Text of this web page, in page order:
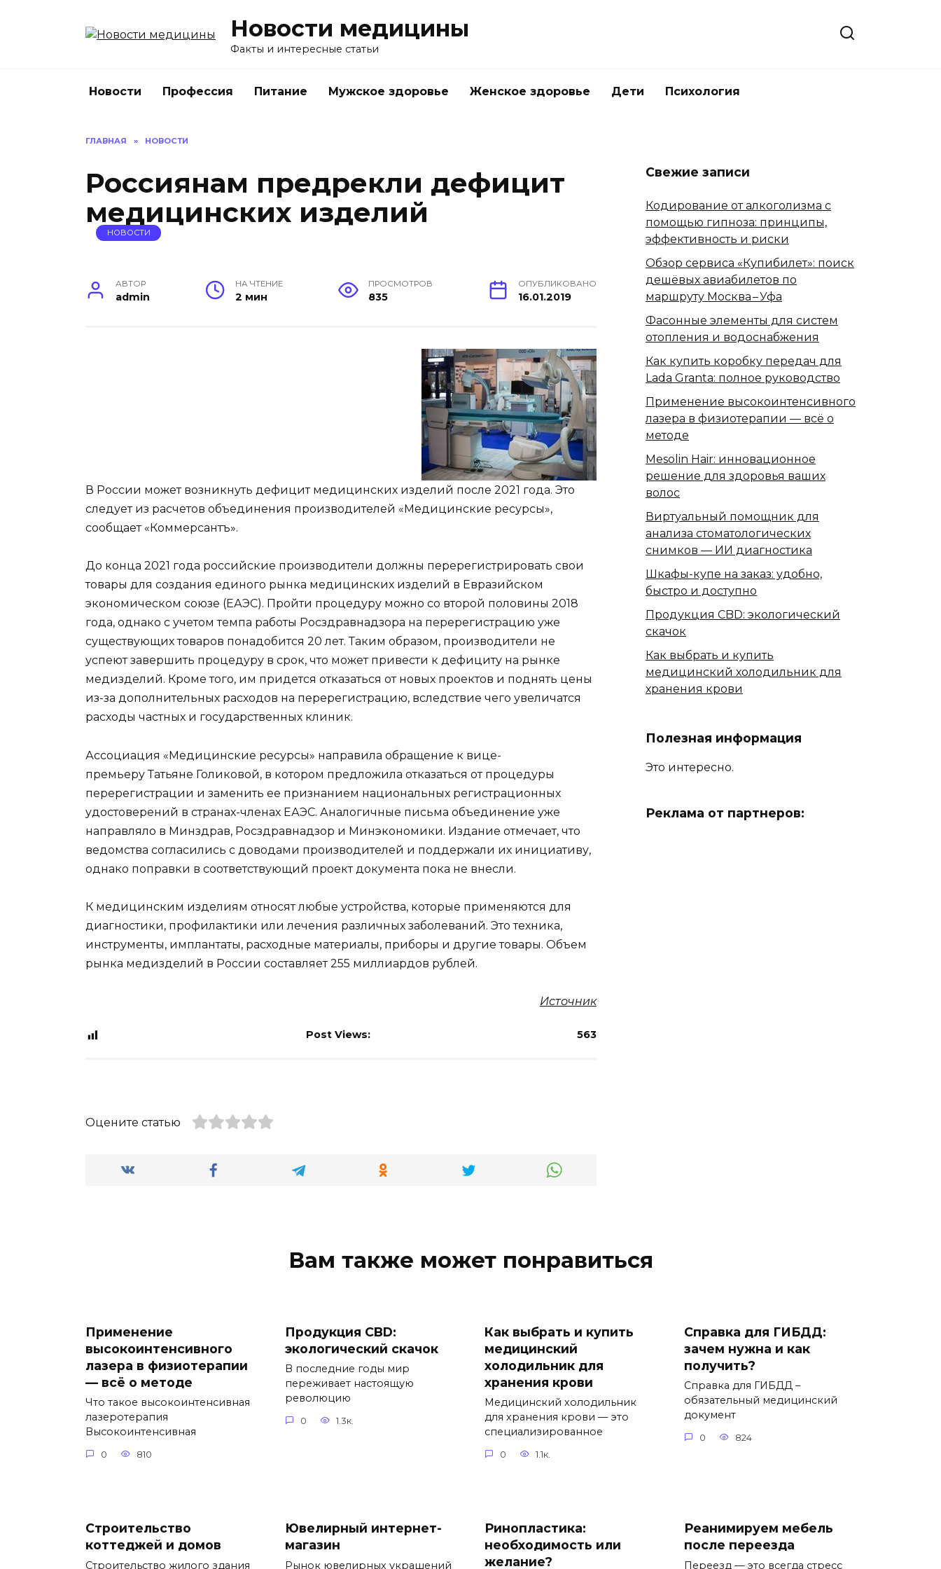
Новости медицины
Факты и интересные статьи
Новости Профессия Питание Мужское здоровье Женское здоровье Дети Психология
ГЛАВНАЯ » НОВОСТИ
Россиянам предрекли дефицит
медицинских изделий
НОВОСТИ
АВТОР
admin
НА ЧТЕНИЕ
2 мин
ПРОСМОТРОВ
835
ОПУБЛИКОВАНО
16.01.2019
В России может возникнуть дефицит медицинских изделий после 2021 года. Это
следует из расчетов объединения производителей «Медицинские ресурсы»,
сообщает «Коммерсантъ».
До конца 2021 года российские производители должны перерегистрировать свои
товары для создания единого рынка медицинских изделий в Евразийском
экономическом союзе (ЕАЭС). Пройти процедуру можно со второй половины 2018
года, однако с учетом темпа работы Росздравнадзора на перерегистрацию уже
существующих товаров понадобится 20 лет. Таким образом, производители не
успеют завершить процедуру в срок, что может привести к дефициту на рынке
медизделий. Кроме того, им придется отказаться от новых проектов и поднять цены
из-за дополнительных расходов на перерегистрацию, вследствие чего увеличатся
расходы частных и государственных клиник.
Ассоциация «Медицинские ресурсы» направила обращение к вице-
премьеру Татьяне Голиковой, в котором предложила отказаться от процедуры
перерегистрации и заменить ее признанием национальных регистрационных
удостоверений в странах-членах ЕАЭС. Аналогичные письма объединение уже
направляло в Минздрав, Росздравнадзор и Минэкономики. Издание отмечает, что
ведомства согласились с доводами производителей и поддержали их инициативу,
однако поправки в соответствующий проект документа пока не внесли.
К медицинским изделиям относят любые устройства, которые применяются для
диагностики, профилактики или лечения различных заболеваний. Это техника,
инструменты, имплантаты, расходные материалы, приборы и другие товары. Объем
рынка медизделий в России составляет 255 миллиардов рублей.
Источник
Post Views: 563
Оцените статью
Свежие записи
Кодирование от алкоголизма с
помощью гипноза: принципы,
эффективность и риски
Обзор сервиса «Купибилет»: поиск
дешёвых авиабилетов по
маршруту Москва – Уфа
Фасонные элементы для систем
отопления и водоснабжения
Как купить коробку передач для
Lada Granta: полное руководство
Применение высокоинтенсивного
лазера в физиотерапии — всё о
методе
Mesolin Hair: инновационное
решение для здоровья ваших
волос
Виртуальный помощник для
анализа стоматологических
снимков — ИИ диагностика
Шкафы-купе на заказ: удобно,
быстро и доступно
Продукция CBD: экологический
скачок
Как выбрать и купить
медицинский холодильник для
хранения крови
Полезная информация
Это интересно.
Реклама от партнеров:
Вам также может понравиться
Применение
высокоинтенсивного
лазера в физиотерапии
— всё о методе
Что такое высокоинтенсивная
лазеротерапия
Высокоинтенсивная
0 810
Продукция CBD:
экологический скачок
В последние годы мир
переживает настоящую
революцию
0 1.3к.
Как выбрать и купить
медицинский
холодильник для
хранения крови
Медицинский холодильник
для хранения крови — это
специализированное
0 1.1к.
Справка для ГИБДД:
зачем нужна и как
получить?
Справка для ГИБДД –
обязательный медицинский
документ
0 824
Строительство
коттеджей и домов
Строительство жилого здания
Ювелирный интернет-
магазин
Рынок ювелирных украшений
Ринопластика:
необходимость или
желание?
Реанимируем мебель
после переезда
Переезд — это всегда стресс